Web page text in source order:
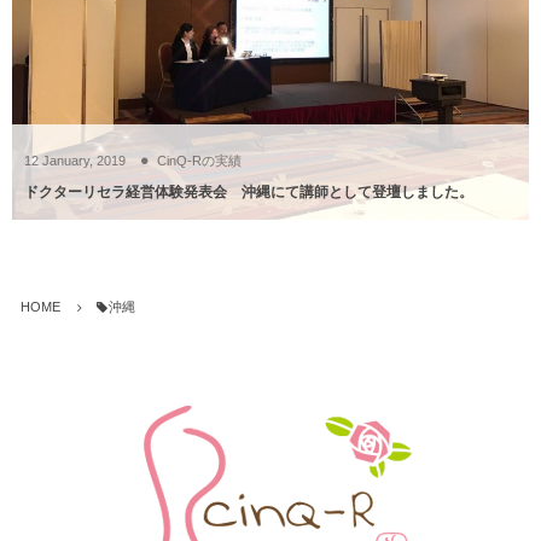
12 January, 2019 CinQ-Rの実績
ドクターリセラ経営体験発表会 沖縄にて講師として登壇しました。
HOME 沖縄